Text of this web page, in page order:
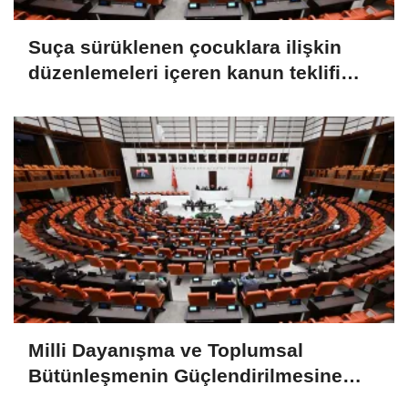
Suça sürüklenen çocuklara ilişkin
düzenlemeleri içeren kanun teklifi
Milli Dayanışma ve Toplumsal
Bütünleşmenin Güçlendirilmesine